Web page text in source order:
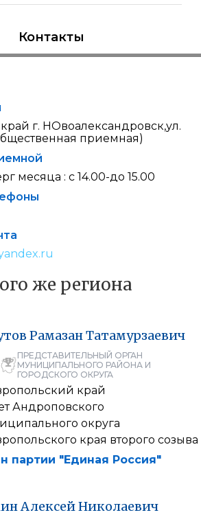
Контакты
г. НОвоалександровск,ул.
приемная)
месяца : с 14.00-до 15.00
же региона
РамазанТатамурзаевич
ПРЕДСТАВИТЕЛЬНЫЙ ОРГАН
МУНИЦИПАЛЬНОГО РАЙОНА И
ГОРОДСКОГО ОКРУГА
край
Андроповского
округа
края второго созыва
партии "Единая Россия"
АлексейНиколаевич